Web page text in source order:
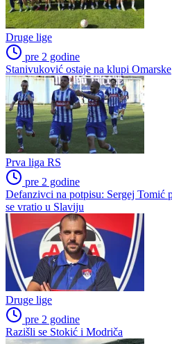
Liga višeg ranga
Premijer liga BiH
Ostala takmičenja
Prva liga FBiH
Niži rang
Druga liga Republike Srpske – Zapad
Druga liga Republike Srpske – Istok
Poslednje vesti
Druge lige